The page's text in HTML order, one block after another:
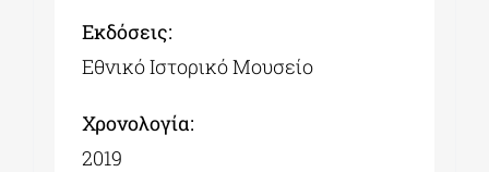
Εκδόσεις:
Εθνικό Ιστορικό Μουσείο
Χρονολογία:
2019